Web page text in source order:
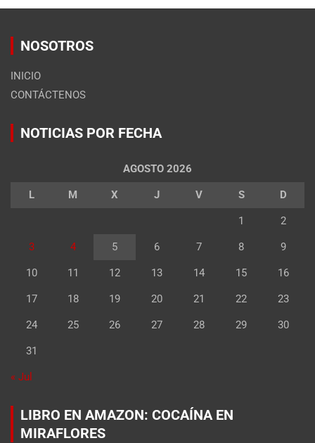
NOSOTROS
INICIO
CONTÁCTENOS
NOTICIAS POR FECHA
AGOSTO 2026
L M X J V S D
1 2
3 4 5 6 7 8 9
10 11 12 13 14 15 16
17 18 19 20 21 22 23
24 25 26 27 28 29 30
31
« Jul
LIBRO EN AMAZON: COCAÍNA EN
MIRAFLORES